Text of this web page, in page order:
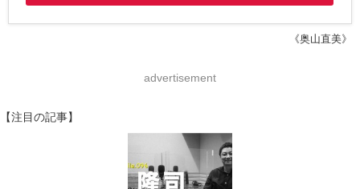
《奥山直美》
advertisement
【注目の記事】